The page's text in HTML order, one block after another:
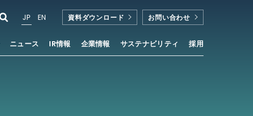
ニュース IR情報 企業情報 サステナビリティ 採用
JP EN 資料ダウンロード お問い合わせ